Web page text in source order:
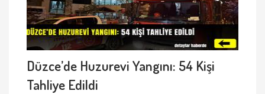
Düzce’de Huzurevi Yangını: 54 Kişi
Tahliye Edildi